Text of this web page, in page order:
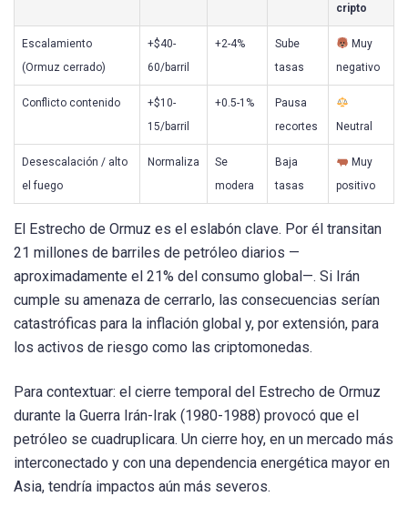
cripto
Escalamiento
(Ormuz cerrado)
+$40-
60/barril
+2-4%
Sube
tasas
Muy
negativo
Conflicto contenido
+$10-
15/barril
+0.5-1%
Pausa
recortes
Neutral
Desescalación / alto
el fuego
Normaliza
Se
modera
Baja
tasas
Muy
positivo
El Estrecho de Ormuz es el eslabón clave. Por él transitan
21 millones de barriles de petróleo diarios —
aproximadamente el 21% del consumo global—. Si Irán
cumple su amenaza de cerrarlo, las consecuencias serían
catastróficas para la inflación global y, por extensión, para
los activos de riesgo como las criptomonedas.
Para contextuar: el cierre temporal del Estrecho de Ormuz
durante la Guerra Irán-Irak (1980-1988) provocó que el
petróleo se cuadruplicara. Un cierre hoy, en un mercado más
interconectado y con una dependencia energética mayor en
Asia, tendría impactos aún más severos.